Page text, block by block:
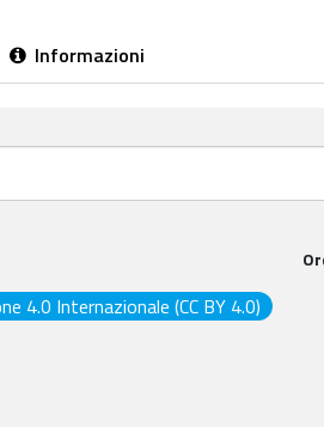
Informazioni
4.0 Internazionale (CC BY 4.0)